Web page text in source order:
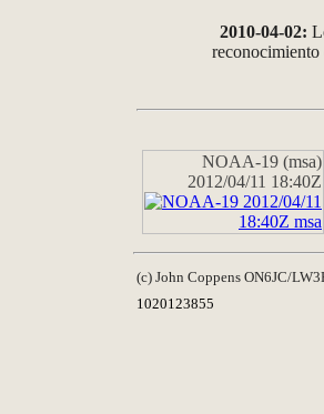
2010-04-02:
NOAA-19 (msa)
2012/04/11 18:40Z
(c) John Coppens ON6JC/
1020123855